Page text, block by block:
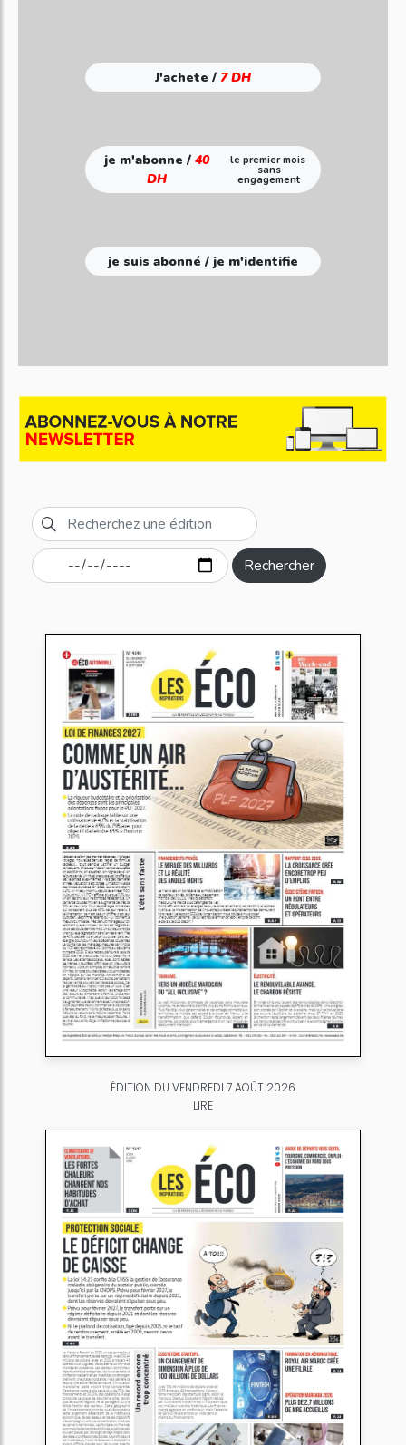
J'achete / 7 DH
je m'abonne /40
DH
le premier mois
sans
engagement
je suis abonné / je m'identifie
Rechercher
ÉDITION DU VENDREDI 7 AOÛT 2026
LIRE